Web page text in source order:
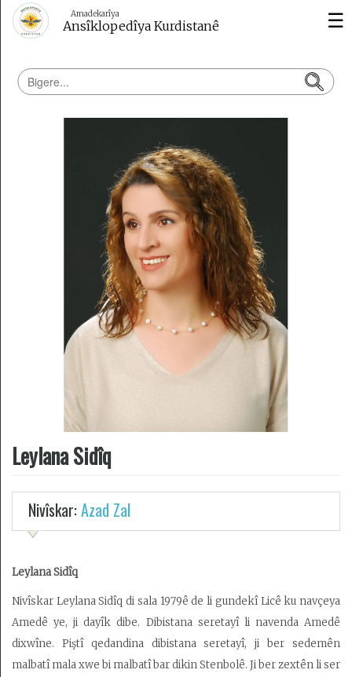
Amadekarîya
Ansîklopedîya Kurdistanê ☰
Erdnîgarî
Amadekarîyê
Têkilî
Armanc
Kedkar
Derbarê
malperê
de
Leylana Sidîq
Nivîskar:Azad Zal
Leylana Sidîq
Nivîskar Leylana Sidîq di sala 1979ê de li gundekî Licê ku navçeya
Amedê ye, ji dayîk dibe. Dibistana seretayî li navenda Amedê
dixwîne. Piştî qedandina dibistana seretayî, ji ber sedemên
malbatî mala xwe bi malbatî bar dikin Stenbolê. Ji ber zextên li ser